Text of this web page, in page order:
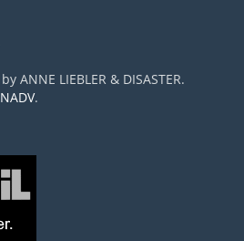
ANNE LIEBLER & DISASTER.
NADV.